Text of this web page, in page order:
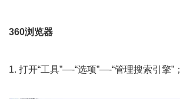
360浏览器
1. 打开“工具”—-“选项”—-“管理搜索引擎”；